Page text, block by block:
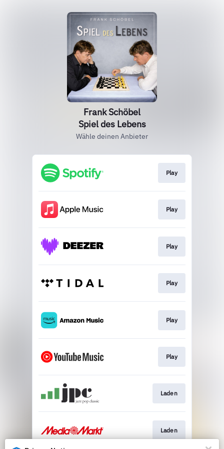
Frank Schöbel
Spiel des Lebens
Wähle deinen Anbieter
Play
Play
Play
Play
Play
Play
Laden
Laden